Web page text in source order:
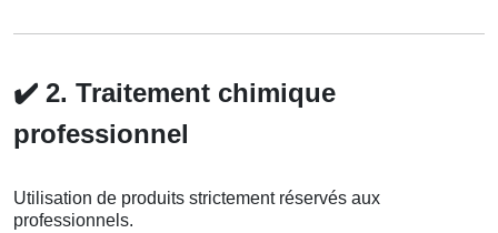
✔️ 2. Traitement chimique
professionnel
Utilisation de produits strictement réservés aux
professionnels.